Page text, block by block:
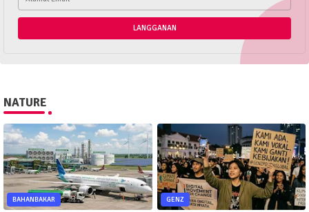
NATURE
BAHANBAKAR GENZ